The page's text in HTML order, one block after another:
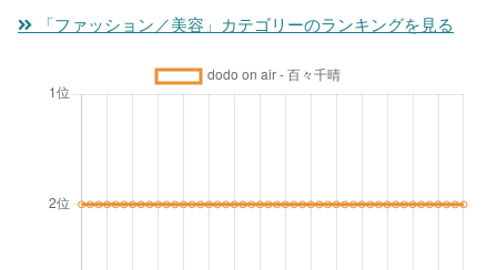
「ファッション／美容」カテゴリーのランキングを見る